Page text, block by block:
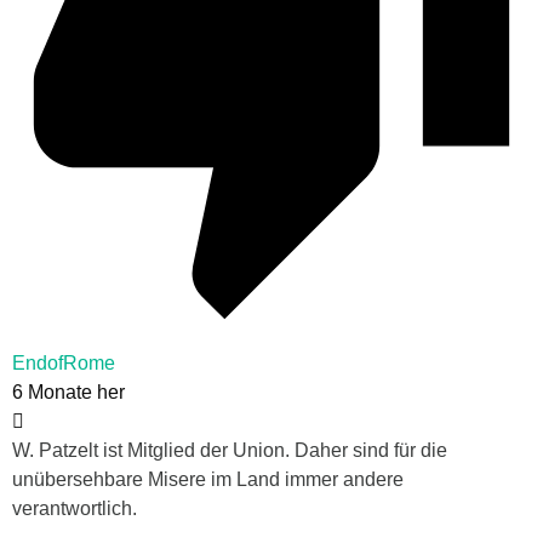
EndofRome
6 Monate her
W. Patzelt ist Mitglied der Union. Daher sind für die
unübersehbare Misere im Land immer andere
verantwortlich.